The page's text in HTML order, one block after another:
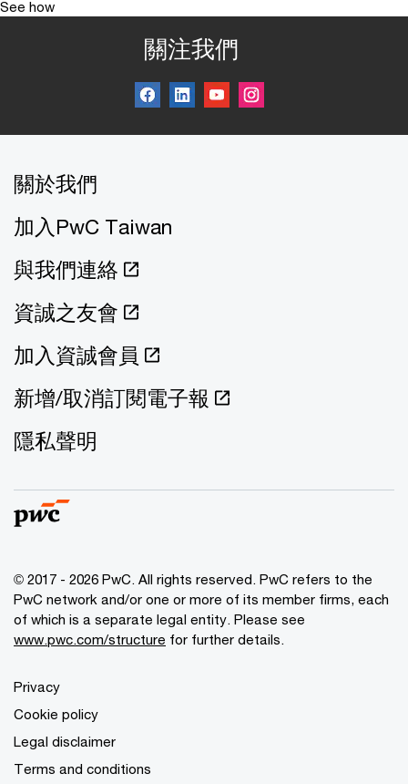
See how
關注我們
關於我們
加入PwC Taiwan
與我們連絡
資誠之友會
加入資誠會員
新增/取消訂閱電子報
隱私聲明
© 2017 - 2026 PwC. All rights reserved. PwC refers to the
PwC network and/or one or more of its member firms, each
of which is a separate legal entity. Please see
www.pwc.com/structure for further details.
Privacy
Cookie policy
Legal disclaimer
Terms and conditions